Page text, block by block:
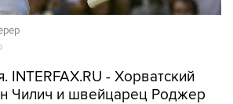
INTERFAX.RU - Хорватский
Чилич и швейцарец Роджер